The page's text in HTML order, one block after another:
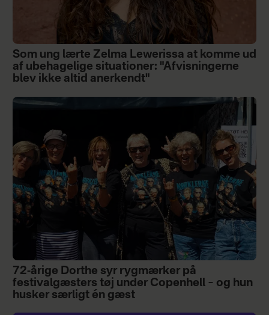
Som ung lærte Zelma Lewerissa at komme ud
af ubehagelige situationer: "Afvisningerne
blev ikke altid anerkendt"
72-årige Dorthe syr rygmærker på
festivalgæsters tøj under Copenhell – og hun
husker særligt én gæst